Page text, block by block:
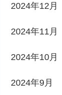
2024年12月
2024年11月
2024年10月
2024年9月